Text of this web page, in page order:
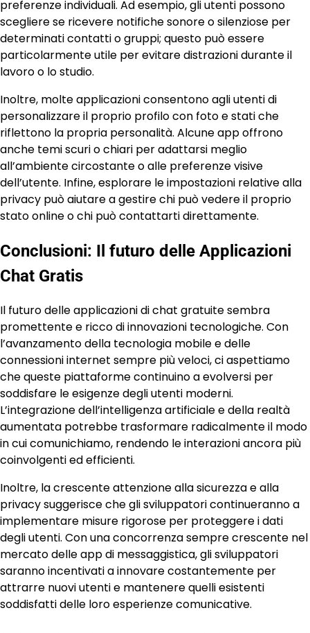
preferenze individuali. Ad esempio, gli utenti possono
scegliere se ricevere notifiche sonore o silenziose per
determinati contatti o gruppi; questo può essere
particolarmente utile per evitare distrazioni durante il
lavoro o lo studio.
Inoltre, molte applicazioni consentono agli utenti di
personalizzare il proprio profilo con foto e stati che
riflettono la propria personalità. Alcune app offrono
anche temi scuri o chiari per adattarsi meglio
all’ambiente circostante o alle preferenze visive
dell’utente. Infine, esplorare le impostazioni relative alla
privacy può aiutare a gestire chi può vedere il proprio
stato online o chi può contattarti direttamente.
Conclusioni: Il futuro delle Applicazioni
Chat Gratis
Il futuro delle applicazioni di chat gratuite sembra
promettente e ricco di innovazioni tecnologiche. Con
l’avanzamento della tecnologia mobile e delle
connessioni internet sempre più veloci, ci aspettiamo
che queste piattaforme continuino a evolversi per
soddisfare le esigenze degli utenti moderni.
L’integrazione dell’intelligenza artificiale e della realtà
aumentata potrebbe trasformare radicalmente il modo
in cui comunichiamo, rendendo le interazioni ancora più
coinvolgenti ed efficienti.
Inoltre, la crescente attenzione alla sicurezza e alla
privacy suggerisce che gli sviluppatori continueranno a
implementare misure rigorose per proteggere i dati
degli utenti. Con una concorrenza sempre crescente nel
mercato delle app di messaggistica, gli sviluppatori
saranno incentivati a innovare costantemente per
attrarre nuovi utenti e mantenere quelli esistenti
soddisfatti delle loro esperienze comunicative.